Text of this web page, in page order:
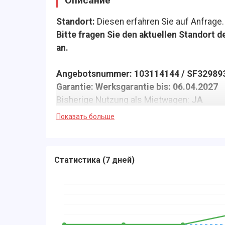
Standort: Diesen erfahren Sie auf Anfrage.
Bitte fragen Sie den aktuellen Standort
an.
Angebotsnummer: 103114144 /
Garantie: Werksgarantie bis: 06.04.2027
Bisherige Nutzung als Mietwagen: JA
Das Fahrzeug wurde für den deutschen
Hinweis zur
Показать больше
Статистика (7 дней)